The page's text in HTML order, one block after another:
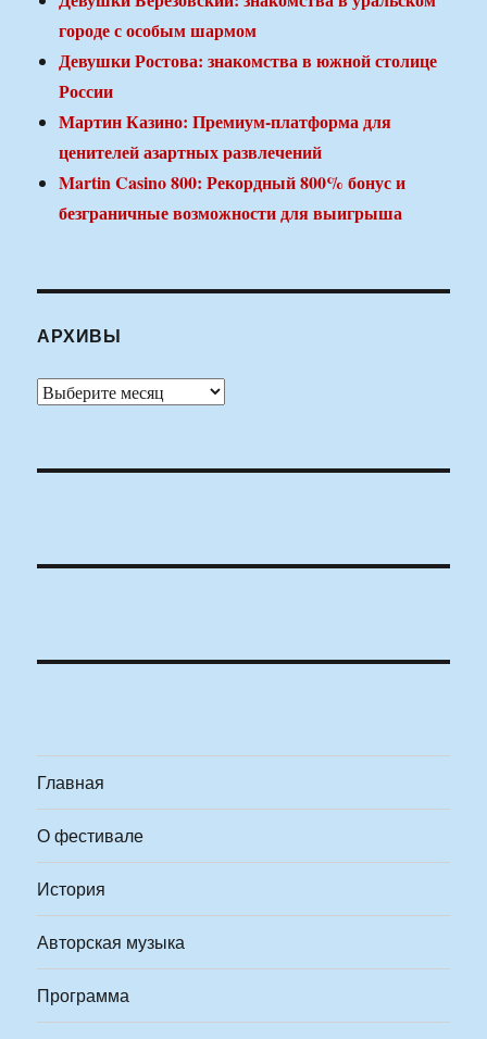
городе с особым шармом
Девушки Ростова: знакомства в южной столице
России
Мартин Казино: Премиум-платформа для
ценителей азартных развлечений
Martin Casino 800: Рекордный 800% бонус и
безграничные возможности для выигрыша
АРХИВЫ
Архивы
Главная
О фестивале
История
Авторская музыка
Программа